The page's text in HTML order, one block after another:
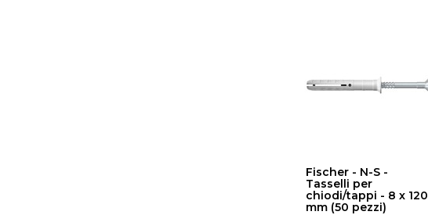
Fischer - N-S -
Tasselli per
chiodi/tappi - 8 x 120
mm (50 pezzi)